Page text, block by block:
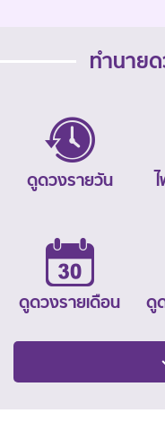
ทำนาย
ดูดวงรายวัน
ดูดวงรายเดือน
ดู